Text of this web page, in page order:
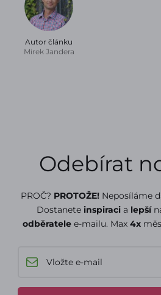
Autor článku
Mirek Jandera
Odebírat
PROČ? PROTOŽE! Neposíláme
Dostanete inspiraci a lepší
odběratelee-mailu. Max 4x